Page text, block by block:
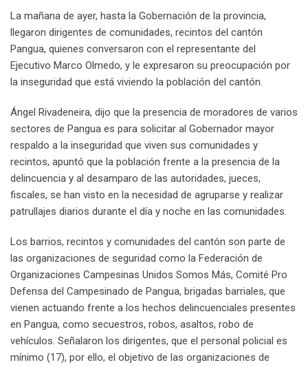
La mañana de ayer, hasta la Gobernación de la provincia,
llegaron dirigentes de comunidades, recintos del cantón
Pangua, quienes conversaron con el representante del
Ejecutivo Marco Olmedo, y le expresaron su preocupación por
la inseguridad que está viviendo la población del cantón.
Ángel Rivadeneira, dijo que la presencia de moradores de varios
sectores de Pangua es para solicitar al Gobernador mayor
respaldo a la inseguridad que viven sus comunidades y
recintos, apuntó que la población frente a la presencia de la
delincuencia y al desamparo de las autoridades, jueces,
fiscales, se han visto en la necesidad de agruparse y realizar
patrullajes diarios durante el día y noche en las comunidades.
Los barrios, recintos y comunidades del cantón son parte de
las organizaciones de seguridad como la Federación de
Organizaciones Campesinas Unidos Somos Más, Comité Pro
Defensa del Campesinado de Pangua, brigadas barriales, que
vienen actuando frente a los hechos delincuenciales presentes
en Pangua, como secuestros, robos, asaltos, robo de
vehículos. Señalaron los dirigentes, que el personal policial es
mínimo (17), por ello, el objetivo de las organizaciones de